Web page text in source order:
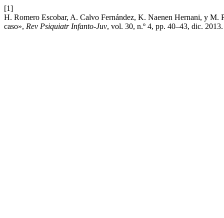
[1]
H. Romero Escobar, A. Calvo Fernández, K. Naenen Hernani, y M.
caso», Rev Psiquiatr Infanto-Juv, vol. 30, n.º 4, pp. 40–43, dic. 2013.